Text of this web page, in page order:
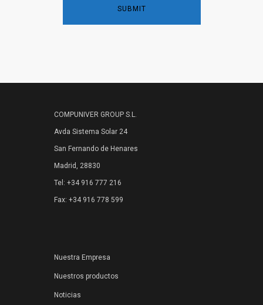
COMPUNIVER GROUP S.L.
Avda Sistema Solar 24
San Fernando de Henares
Madrid, 28830
Tel: +34 916 777 216
Fax: +34 916 778 599
Nuestra Empresa
Nuestros productos
Noticias